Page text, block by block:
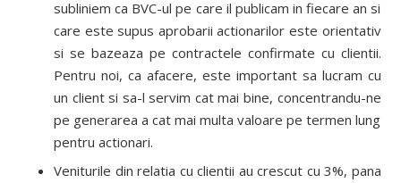
subliniem ca BVC-ul pe care il publicam in fiecare an si
care este supus aprobarii actionarilor este orientativ
si se bazeaza pe contractele confirmate cu clientii.
Pentru noi, ca afacere, este important sa lucram cu
un client si sa-l servim cat mai bine, concentrandu-ne
pe generarea a cat mai multa valoare pe termen lung
pentru actionari.
Veniturile din relatia cu clientii au crescut cu 3%, pana